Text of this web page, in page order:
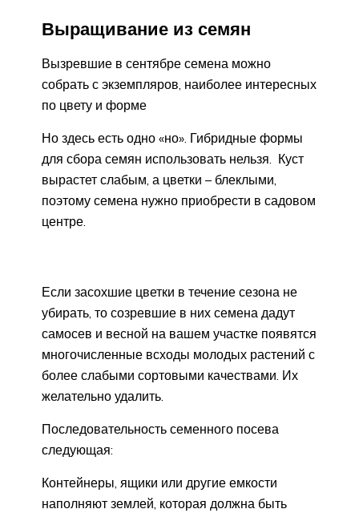
Выращивание из семян
Вызревшие в сентябре семена можно
собрать с экземпляров, наиболее интересных
по цвету и форме
Но здесь есть одно «но». Гибридные формы
для сбора семян использовать нельзя. Куст
вырастет слабым, а цветки – блеклыми,
поэтому семена нужно приобрести в садовом
центре.
Если засохшие цветки в течение сезона не
убирать, то созревшие в них семена дадут
самосев и весной на вашем участке появятся
многочисленные всходы молодых растений с
более слабыми сортовыми качествами. Их
желательно удалить.
Последовательность семенного посева
следующая:
Контейнеры, ящики или другие емкости
наполняют землей, которая должна быть